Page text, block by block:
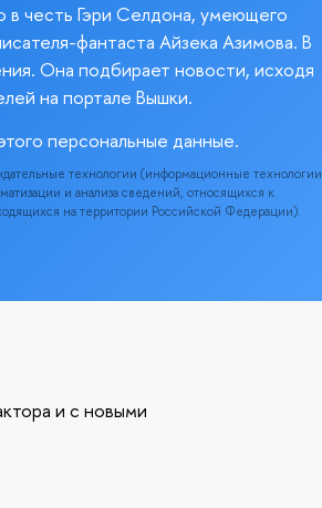
в честь Гэри Селдона, умеющего
фантаста Айзека Азимова. В
Она подбирает новости, исходя
на портале Вышки.
персональные данные.
технологии (информационные технологии
и анализа сведений, относящихся к
на территории Российской Федерации).
и с новыми